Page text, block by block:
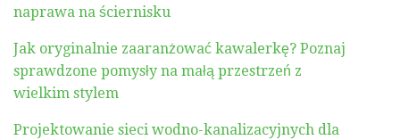
naprawa na ściernisku
Jak oryginalnie zaaranżować kawalerkę? Poznaj
sprawdzone pomysły na małą przestrzeń z
wielkim stylem
Projektowanie sieci wodno-kanalizacyjnych dla